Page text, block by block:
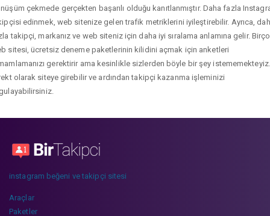
çekmede gerçekten başarılı olduğu kanıtlanmıştır. Daha fazla
edinmek, web sitenize gelen trafik metriklerini iyileştirebilir. Ayrıca,
takipçi, markanız ve web siteniz için daha iyi sıralama anlamına gelir.
sitesi, ücretsiz deneme paketlerinin kilidini açmak için anketleri
gerektirir ama kesinlikle sizlerden böyle bir şey istememekteyiz.
olarak siteye girebilir ve ardından takipçi kazanma işleminizi
instagram beğeni ve takipçi sitesi
Araçlar
Paketler